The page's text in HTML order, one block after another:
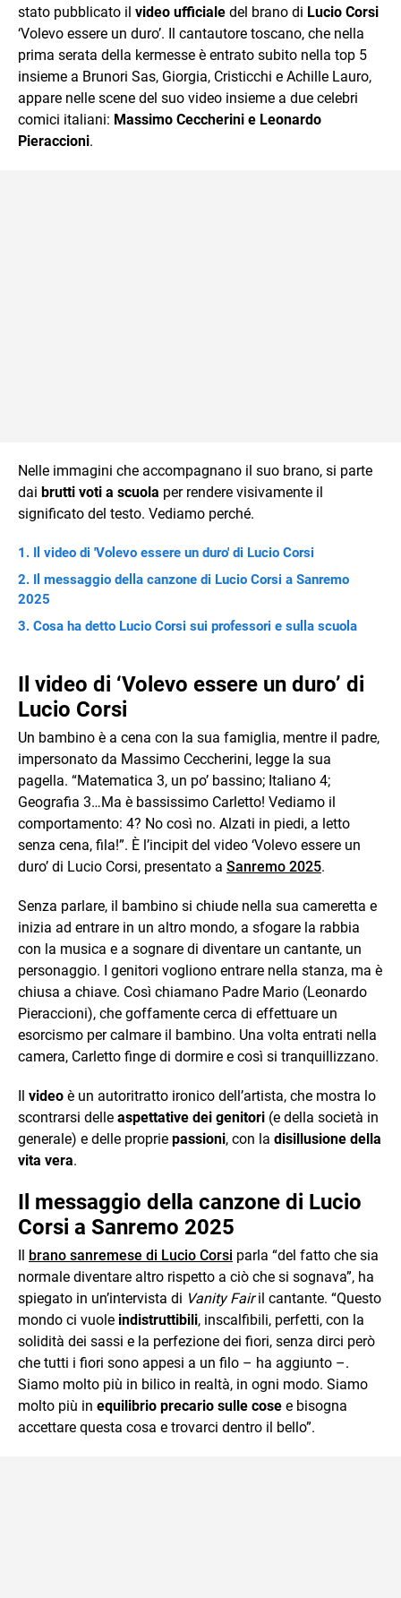
stato pubblicato il video ufficiale del brano di Lucio Corsi
‘Volevo essere un duro’. Il cantautore toscano, che nella
prima serata della kermesse è entrato subito nella top 5
insieme a Brunori Sas, Giorgia, Cristicchi e Achille Lauro,
appare nelle scene del suo video insieme a due celebri
comici italiani: Massimo Ceccherini e Leonardo
Pieraccioni.
Nelle immagini che accompagnano il suo brano, si parte
dai brutti voti a scuola per rendere visivamente il
significato del testo. Vediamo perché.
Il video di 'Volevo essere un duro' di Lucio Corsi
Il messaggio della canzone di Lucio Corsi a Sanremo
2025
Cosa ha detto Lucio Corsi sui professori e sulla scuola
Il video di ‘Volevo essere un duro’ di
Lucio Corsi
Un bambino è a cena con la sua famiglia, mentre il padre,
impersonato da Massimo Ceccherini, legge la sua
pagella. “Matematica 3, un po’ bassino; Italiano 4;
Geografia 3…Ma è bassissimo Carletto! Vediamo il
comportamento: 4? No così no. Alzati in piedi, a letto
senza cena, fila!”. È l’incipit del video ‘Volevo essere un
duro’ di Lucio Corsi, presentato a Sanremo 2025.
Senza parlare, il bambino si chiude nella sua cameretta e
inizia ad entrare in un altro mondo, a sfogare la rabbia
con la musica e a sognare di diventare un cantante, un
personaggio. I genitori vogliono entrare nella stanza, ma è
chiusa a chiave. Così chiamano Padre Mario (Leonardo
Pieraccioni), che goffamente cerca di effettuare un
esorcismo per calmare il bambino. Una volta entrati nella
camera, Carletto finge di dormire e così si tranquillizzano.
Il video è un autoritratto ironico dell’artista, che mostra lo
scontrarsi delle aspettative dei genitori (e della società in
generale) e delle proprie passioni, con la disillusione della
vita vera.
Il messaggio della canzone di Lucio
Corsi a Sanremo 2025
Il brano sanremese di Lucio Corsi parla “del fatto che sia
normale diventare altro rispetto a ciò che si sognava”, ha
spiegato in un’intervista di Vanity Fairil cantante. “Questo
mondo ci vuole indistruttibili, inscalfibili, perfetti, con la
solidità dei sassi e la perfezione dei fiori, senza dirci però
che tutti i fiori sono appesi a un filo – ha aggiunto –.
Siamo molto più in bilico in realtà, in ogni modo. Siamo
molto più in equilibrio precario sulle cose e bisogna
accettare questa cosa e trovarci dentro il bello”.